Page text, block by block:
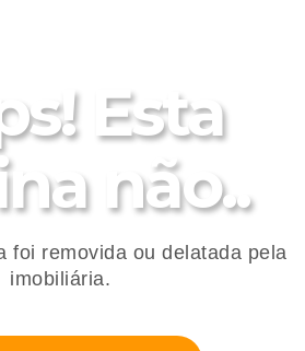
Esta
não..
foi removida ou delatada pela
imobiliária.